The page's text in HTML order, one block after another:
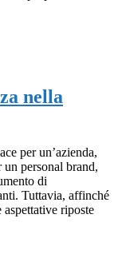
nella
per un’azienda,
personal brand,
di
Tuttavia, affinché
riposte